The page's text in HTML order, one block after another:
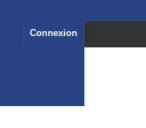
Connexion